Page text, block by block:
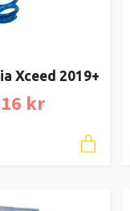
Xceed 2019+
kr